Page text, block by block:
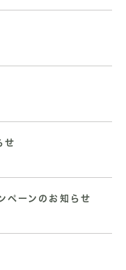
せ
ペーンのお知らせ